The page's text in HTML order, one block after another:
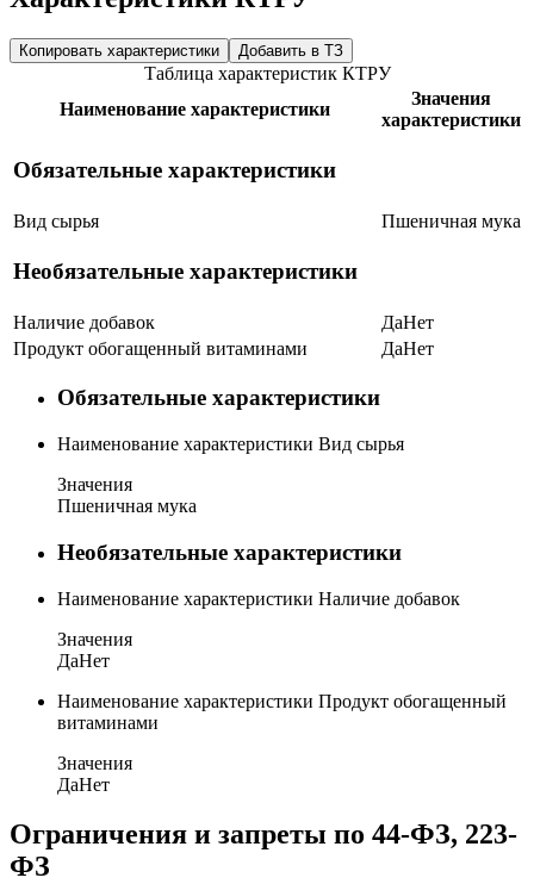
Копировать характеристики Добавить в ТЗ
Таблица характеристик КТРУ
Наименование характеристики
Значения
характеристики
Обязательные характеристики
Вид сырья Пшеничная мука
Необязательные характеристики
Наличие добавок ДаНет
Продукт обогащенный витаминами
ДаНет
Обязательные характеристики
Наименование характеристики Вид сырья
Значения
Пшеничная мука
Необязательные характеристики
Наименование характеристики Наличие добавок
Значения
ДаНет
Наименование характеристики Продукт обогащенный
витаминами
Значения
ДаНет
Ограничения и запреты по 44-ФЗ, 223-
ФЗ